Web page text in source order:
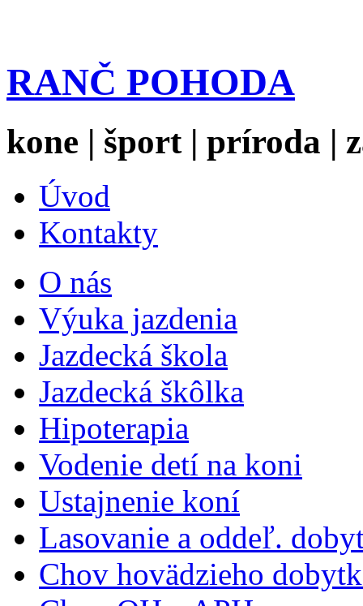
RANČ POHODA
kone | šport | príroda |
Úvod
Kontakty
O nás
Výuka jazdenia
Jazdecká škola
Jazdecká škôlka
Hipoterapia
Vodenie detí na koni
Ustajnenie koní
Lasovanie a oddeľ.
Chov hovädzieho